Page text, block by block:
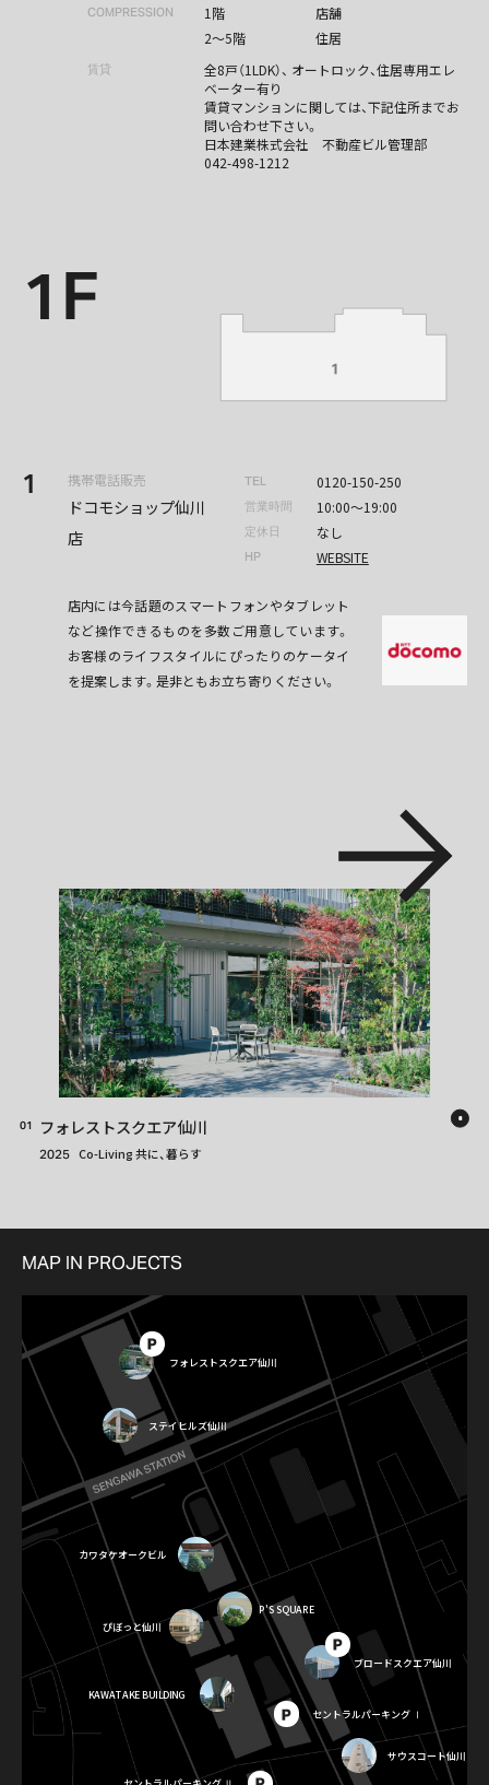
COMPRESSION 1階
店舗
2〜5階
住居
賃貸
全8戸（1LDK）、 オートロック、住居専用エレ
ベーター有り
賃貸マンションに関しては、下記住所までお
問い合わせ下さい。
日本建業株式会社 不動産ビル管理部
042-498-1212
1F
1 携帯電話販売
ドコモショップ仙川
店
TEL 0120-150-250
営業時間 10:00〜19:00
定休日 なし
HP WEBSITE
店内には今話題のスマートフォンやタブレット
など操作できるものを多数ご用意しています。
お客様のライフスタイルにぴったりのケータイ
を提案します。是非ともお立ち寄りください。
01 フォレストスクエア仙川
2025 Co-Living 共に、暮らす
MAP IN PROJECTS
フォレストスクエア仙川
ステイヒルズ仙川
カワタケオークビル
ぴぼっと仙川
P'S SQUARE
KAWATAKE BUILDING
ブロードスクエア仙川
サウスコート仙川
セントラルパーキング Ⅰ